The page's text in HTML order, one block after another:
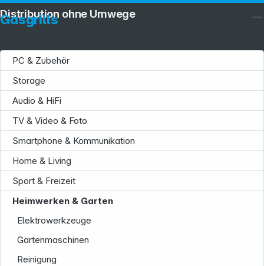
Gasgrills
PC & Zubehör
Storage
Audio & HiFi
TV & Video & Foto
Smartphone & Kommunikation
Home & Living
Sport & Freizeit
Heimwerken & Garten
Elektrowerkzeuge
Gartenmaschinen
Reinigung
Distribution ohne Umwege